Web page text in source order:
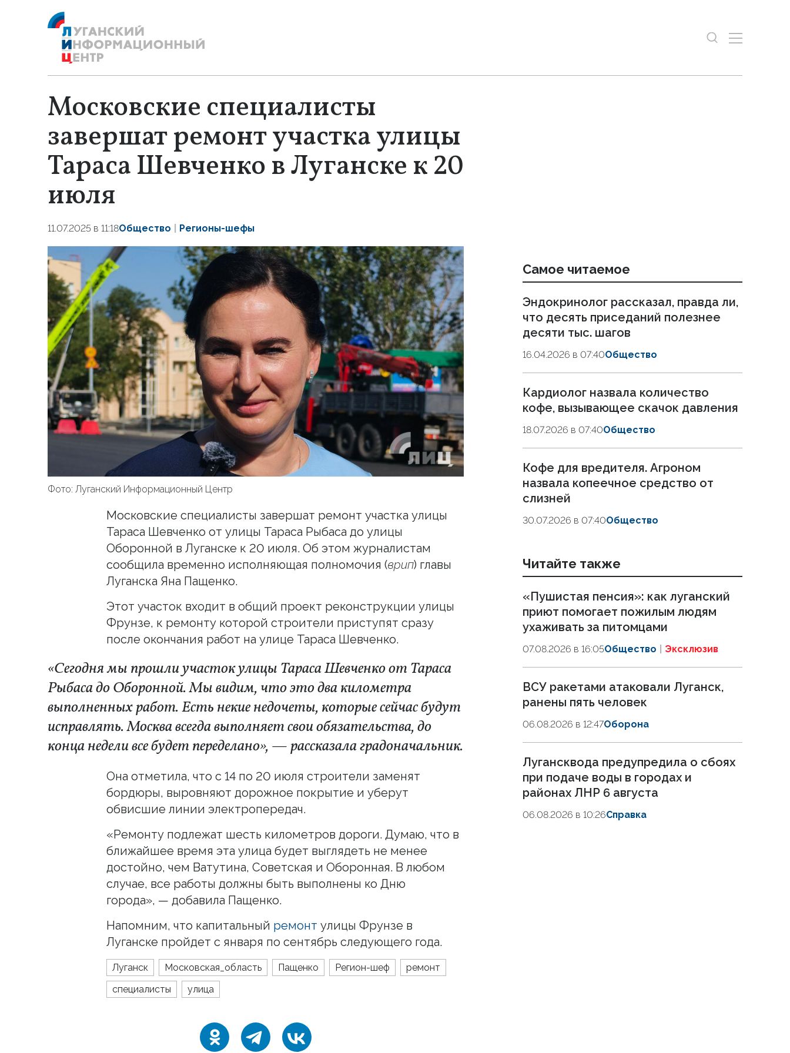
Московские специалисты
завершат ремонт участка улицы
Тараса Шевченко в Луганске к 20
июля
11.07.2025 в 11:18Общество Регионы-шефы
Фото: Луганский Информационный Центр
Московские специалисты завершат ремонт участка улицы
Тараса Шевченко от улицы Тараса Рыбаса до улицы
Оборонной в Луганске к 20 июля. Об этом журналистам
сообщила временно исполняющая полномочия (врип) главы
Луганска Яна Пащенко.
Этот участок входит в общий проект реконструкции улицы
Фрунзе, к ремонту которой строители приступят сразу
после окончания работ на улице Тараса Шевченко.
«Сегодня мы прошли участок улицы Тараса Шевченко от Тараса
Рыбаса до Оборонной. Мы видим, что это два километра
выполненных работ. Есть некие недочеты, которые сейчас будут
исправлять. Москва всегда выполняет свои обязательства, до
конца недели все будет переделано», — рассказала градоначальник.
Она отметила, что с 14 по 20 июля строители заменят
бордюры, выровняют дорожное покрытие и уберут
обвисшие линии электропередач.
«Ремонту подлежат шесть километров дороги. Думаю, что в
ближайшее время эта улица будет выглядеть не менее
достойно, чем Ватутина, Советская и Оборонная. В любом
случае, все работы должны быть выполнены ко Дню
города», — добавила Пащенко.
Напомним, что капитальный ремонт улицы Фрунзе в
Луганске пройдет с января по сентябрь следующего года.
Луганск Московская_область Пащенко Регион-шеф
ремонт
специалисты
улица
Самое читаемое
Эндокринолог рассказал, правда ли,
что десять приседаний полезнее
десяти тыс. шагов
16.04.2026 в 07:40Общество
Кардиолог назвала количество
кофе, вызывающее скачок давления
18.07.2026 в 07:40Общество
Кофе для вредителя. Агроном
назвала копеечное средство от
слизней
30.07.2026 в 07:40Общество
Читайте также
«Пушистая пенсия»: как луганский
приют помогает пожилым людям
ухаживать за питомцами
07.08.2026 в 16:05Общество Эксклюзив
ВСУ ракетами атаковали Луганск,
ранены пять человек
06.08.2026 в 12:47Оборона
Лугансквода предупредила о сбоях
при подаче воды в городах и
районах ЛНР 6 августа
06.08.2026 в 10:26Справка